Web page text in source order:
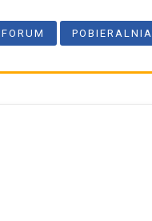
FORUM POBIERALNIA